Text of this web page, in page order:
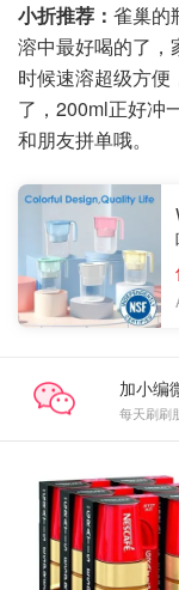
小折推荐： 雀巢的
溶中最好喝的了，
时候速溶超级方
了，200ml正好冲
和朋友拼单哦。
加小编
每天刷刷